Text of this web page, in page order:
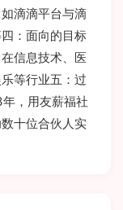
滴滴平台与滴
：面向的目标
信息技术、医
等行业五：过
，用友薪福社
十位合伙人实